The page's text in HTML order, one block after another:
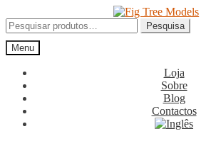
para
a
navegação
para
o
conteúdo
Pesquisar
por:
Pesquisa
Menu
Loja
Sobre
Blog
Contactos